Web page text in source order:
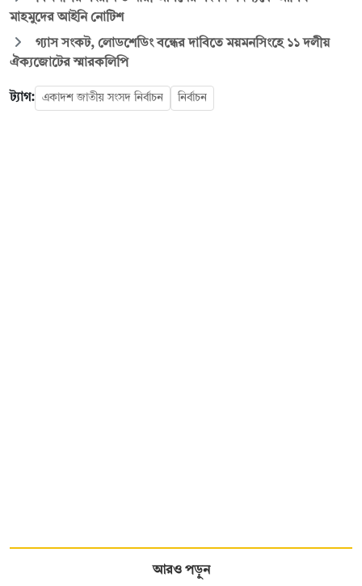
মাহমুদের আইনি নোটিশ
গ্যাস সংকট, লোডশেডিং বন্ধের দাবিতে ময়মনসিংহে ১১ দলীয়
ঐক্যজোটের স্মারকলিপি
ট্যাগ: একাদশ জাতীয় সংসদ নির্বাচন নির্বাচন
আরও পড়ুন